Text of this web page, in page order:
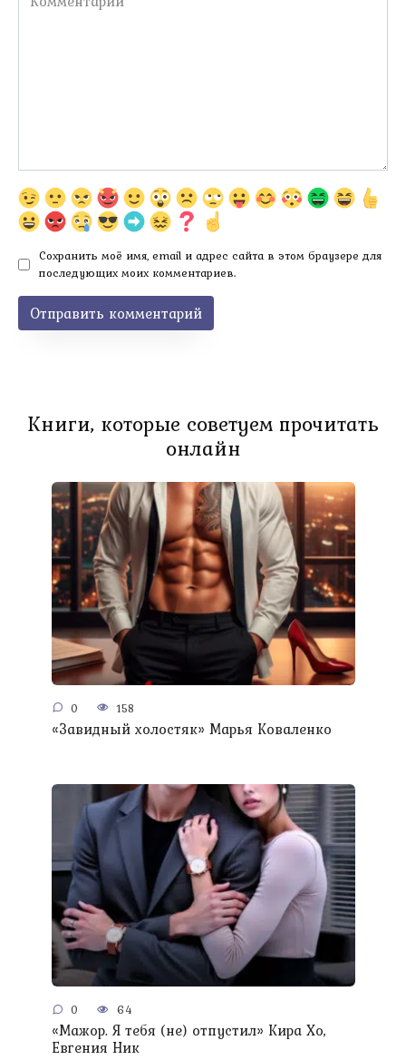
Сохранить моё имя, email и адрес сайта в этом браузере для
последующих моих комментариев.
Книги, которые советуем прочитать
онлайн
0 158
«Завидный холостяк» Марья Коваленко
0 64
«Мажор. Я тебя (не) отпустил» Кира Хо,
Евгения Ник